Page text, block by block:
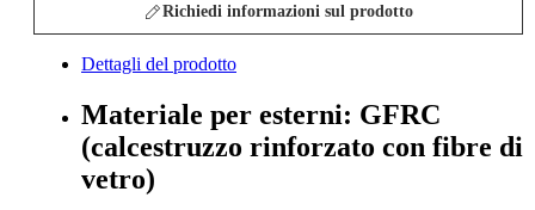
Richiedi informazioni sul prodotto
Dettagli del prodotto
Materiale per esterni: GFRC
(calcestruzzo rinforzato con fibre di
vetro)